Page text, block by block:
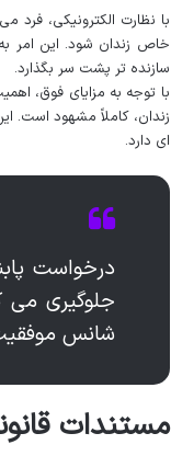
با نظارت الکترونیکی، فرد
خاص زندان شود. این امر
سازنده تر پشت سر بگذارد.
با توجه به مزایای فوق،
زندان، کاملاً مشهود است.
ای دارد.
درخواست
جلوگیری می
شانس
مستندات